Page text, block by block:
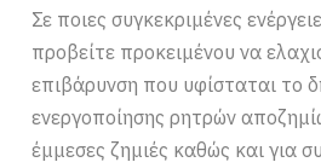
Σε ποιες συγκεκριμένες
προβείτε προκειμένου να
επιβάρυνση που υφίσταται το
ενεργοποίησης ρητρών
έμμεσες ζημιές καθώς και για